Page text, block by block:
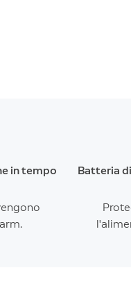
in tempo
Batteria